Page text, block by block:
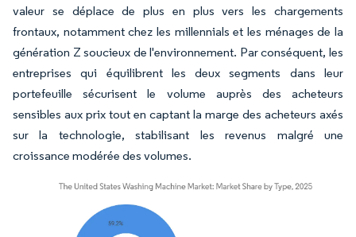
valeur se déplace de plus en plus vers les chargements
frontaux, notamment chez les millennials et les ménages de la
génération Z soucieux de l'environnement. Par conséquent, les
entreprises qui équilibrent les deux segments dans leur
portefeuille sécurisent le volume auprès des acheteurs
sensibles aux prix tout en captant la marge des acheteurs axés
sur la technologie, stabilisant les revenus malgré une
croissance modérée des volumes.